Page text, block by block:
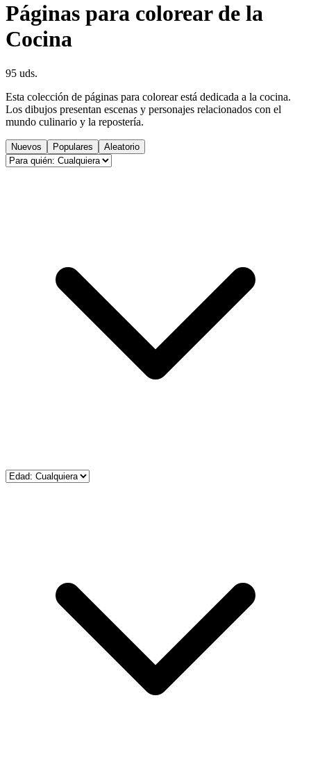
Páginas para colorear de la
Cocina
95 uds.
Esta colección de páginas para colorear está dedicada a la cocina.
Los dibujos presentan escenas y personajes relacionados con el
mundo culinario y la repostería.
Nuevos Populares Aleatorio